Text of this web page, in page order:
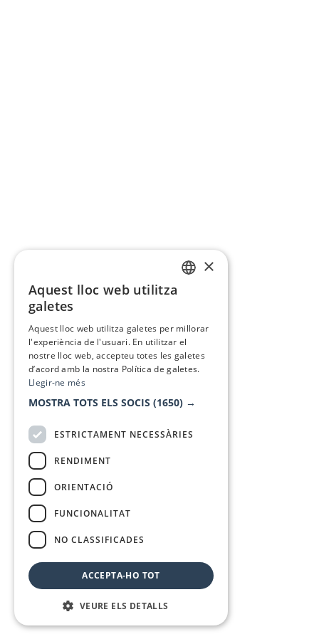
×
Aquest lloc web utilitza
galetes
Aquest lloc web utilitza galetes per millorar
l'experiència de l'usuari. En utilitzar el
nostre lloc web, accepteu totes les galetes
d’acord amb la nostra Política de galetes.
Llegir-ne més
MOSTRA TOTS ELS SOCIS (1650) →
ESTRICTAMENT NECESSÀRIES
RENDIMENT
ORIENTACIÓ
FUNCIONALITAT
NO CLASSIFICADES
ACCEPTA-HO TOT
VEURE ELS DETALLS